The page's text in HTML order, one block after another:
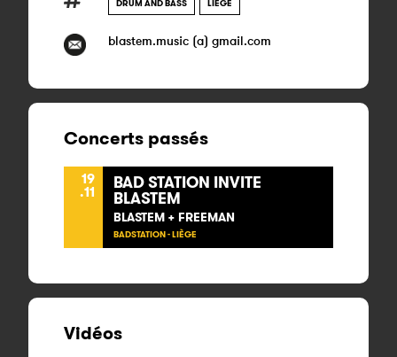
DRUM AND BASS LIÈGE
blastem.music (a) gmail.com
Concerts passés
19
.11 BAD STATION INVITE
BLASTEM
BLASTEM + FREEMAN
BADSTATION - LIÈGE
Vidéos